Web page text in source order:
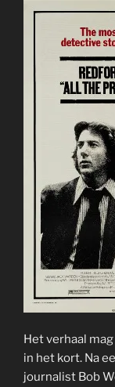
Het verhaal
in het kort. Na
journalist Bob